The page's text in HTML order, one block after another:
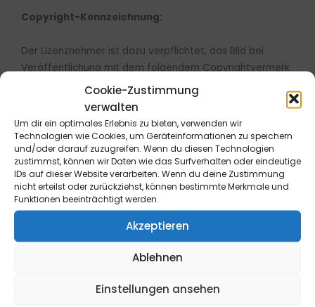
Cookie-Zustimmung
verwalten
Um dir ein optimales Erlebnis zu bieten, verwenden wir
Technologien wie Cookies, um Geräteinformationen zu speichern
und/oder darauf zuzugreifen. Wenn du diesen Technologien
zustimmst, können wir Daten wie das Surfverhalten oder eindeutige
IDs auf dieser Website verarbeiten. Wenn du deine Zustimmung
nicht erteilst oder zurückziehst, können bestimmte Merkmale und
Funktionen beeinträchtigt werden.
Akzeptieren
Ablehnen
Einstellungen ansehen
Copyright-Kennzeichnung:
Der Lizenznehmer ist dazu verpflichtet, das Bild bei
Veröffentlichung mit dem folgendem Copyrightvermerk
zu kennzeichnen: Bild: © B&L MedienGesellschaft mbH &
Widerrufsrecht für Endverbraucher: Die Bestellung kann
innerhalb von 14 Tagen ohne Angabe von Gründen
telefonisch oder schriftlich (z.B. E-Mail, Fax, Brief) oder
durch Rücksendung der Ware widerrufen werden. Die
Frist beginnt frühestens mit Erhalt dieser Belehrung. Zur
telefonische oder schriftliche Kündigung bzw.